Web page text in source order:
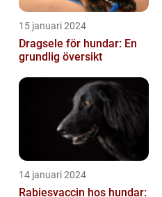
15 januari 2024
Dragsele för hundar: En
grundlig översikt
14 januari 2024
Rabiesvaccin hos hundar: